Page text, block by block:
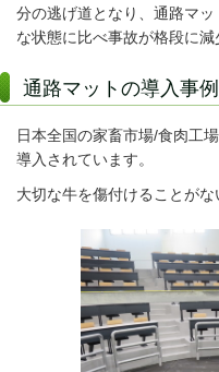
分の逃げ道となり、通路マ
な状態に比べ事故が格段に減
通路マットの導入事
日本全国の家畜市場/食肉工
導入されています。
大切な牛を傷付けることがな